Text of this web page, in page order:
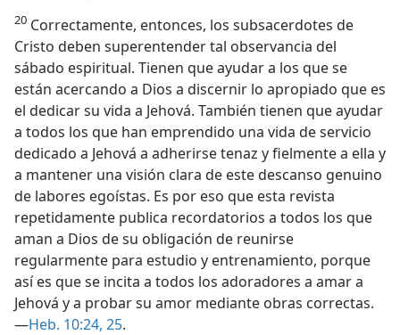
20 Correctamente, entonces, los subsacerdotes de
Cristo deben superentender tal observancia del
sábado espiritual. Tienen que ayudar a los que se
están acercando a Dios a discernir lo apropiado que es
el dedicar su vida a Jehová. También tienen que ayudar
a todos los que han emprendido una vida de servicio
dedicado a Jehová a adherirse tenaz y fielmente a ella y
a mantener una visión clara de este descanso genuino
de labores egoístas. Es por eso que esta revista
repetidamente publica recordatorios a todos los que
aman a Dios de su obligación de reunirse
regularmente para estudio y entrenamiento, porque
así es que se incita a todos los adoradores a amar a
Jehová y a probar su amor mediante obras correctas.
—Heb. 10:24, 25.